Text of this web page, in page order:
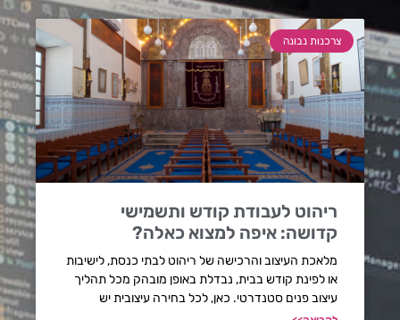
צרכנות נבונה
ריהוט לעבודת קודש ותשמישי
קדושה: איפה למצוא כאלה?
מלאכת העיצוב והרכישה של ריהוט לבתי כנסת, לישיבות
או לפינת קודש בבית, נבדלת באופן מובהק מכל תהליך
עיצוב פנים סטנדרטי. כאן, לכל בחירה עיצובית יש